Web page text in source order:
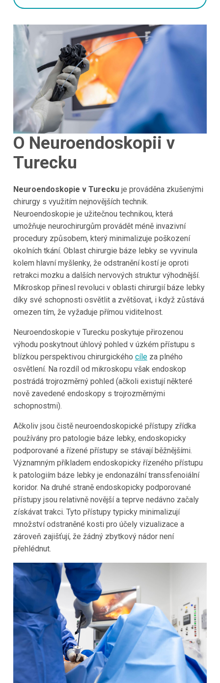
O Neuroendoskopii v
Turecku
Neuroendoskopie v Tureckuje prováděna zkušenými
chirurgy s využitím nejnovějších technik.
Neuroendoskopie je užitečnou technikou, která
umožňuje neurochirurgům provádět méně invazivní
procedury způsobem, který minimalizuje poškození
okolních tkání. Oblast chirur­gie báze lebky se vyvinula
kolem hlavní myšlenky, že odstranění kostí je oproti
retrakci mozku a dalších nervových struktur výhodnější.
Mikroskop přinesl revoluci v oblasti chirurgií báze lebky
díky své schopnosti osvětlit a zvětšovat, i když zůstává
omezen tím, že vyžaduje přímou viditelnost.
Neuroendoskopie v Turecku poskytuje přirozenou
výhodu poskytnout úhlový pohled v úzkém přístupu s
blízkou perspektivou chirurgického cíleza plného
osvětlení. Na rozdíl od mikroskopu však endoskop
postrádá trojrozměrný pohled (ačkoli existují některé
nově zavedené endoskopy s trojrozměrnými
schopnostmi).
Ačkoliv jsou čistě neuroendoskopické přístupy zřídka
používány pro patologie báze lebky, endoskopicky
podporované a řízené přístupy se stávají běžnějšími.
Významným příkladem endoskopicky řízeného přístupu
k patologiím báze lebky je endonazální transsfenoiální
koridor. Na druhé straně endoskopicky podporované
přístupy jsou relativně novější a teprve nedávno začaly
získávat trakci. Tyto přístupy typicky minimalizují
množství odstraněné kosti pro účely vizualizace a
zároveň zajišťují, že žádný zbytkový nádor není
přehlédnut.